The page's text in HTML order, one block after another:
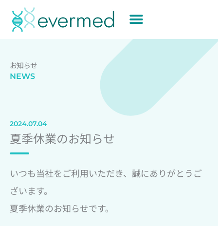
お知らせ
NEWS
2024.07.04
夏季休業のお知らせ
いつも当社をご利用いただき、誠にありがとうご
ざいます。
夏季休業のお知らせです。